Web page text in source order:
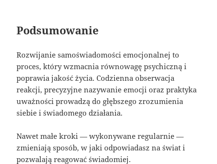
Podsumowanie
Rozwijanie samoświadomości emocjonalnej to
proces, który wzmacnia równowagę psychiczną i
poprawia jakość życia. Codzienna obserwacja
reakcji, precyzyjne nazywanie emocji oraz praktyka
uważności prowadzą do głębszego zrozumienia
siebie i świadomego działania.
Nawet małe kroki — wykonywane regularnie —
zmieniają sposób, w jaki odpowiadasz na świat i
pozwalają reagować świadomiej.